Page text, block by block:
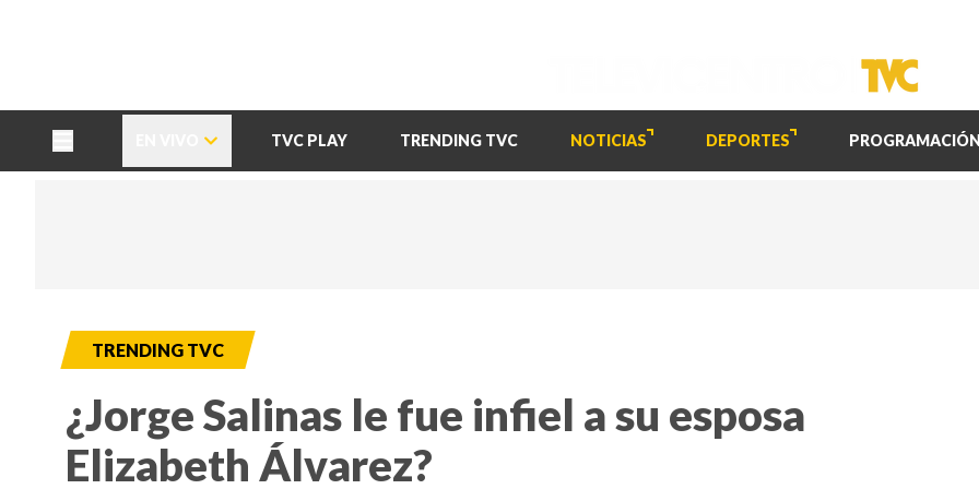
TVC PLAY TRENDING TVC NOTICIAS DEPORTES PROGRAMACIÓN
TRENDING TVC
¿Jorge Salinas le fue infiel a su esposa
Elizabeth Álvarez?